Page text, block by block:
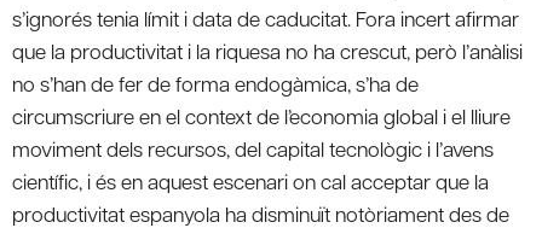
s’ignorés tenia límit i data de caducitat. Fora incert afirmar
que la productivitat i la riquesa no ha crescut, però l’anàlisi
no s’han de fer de forma endogàmica, s’ha de
circumscriure en el context de l’economia global i el lliure
moviment dels recursos, del capital tecnològic i l’avens
científic, i és en aquest escenari on cal acceptar que la
productivitat espanyola ha disminuït notòriament des de